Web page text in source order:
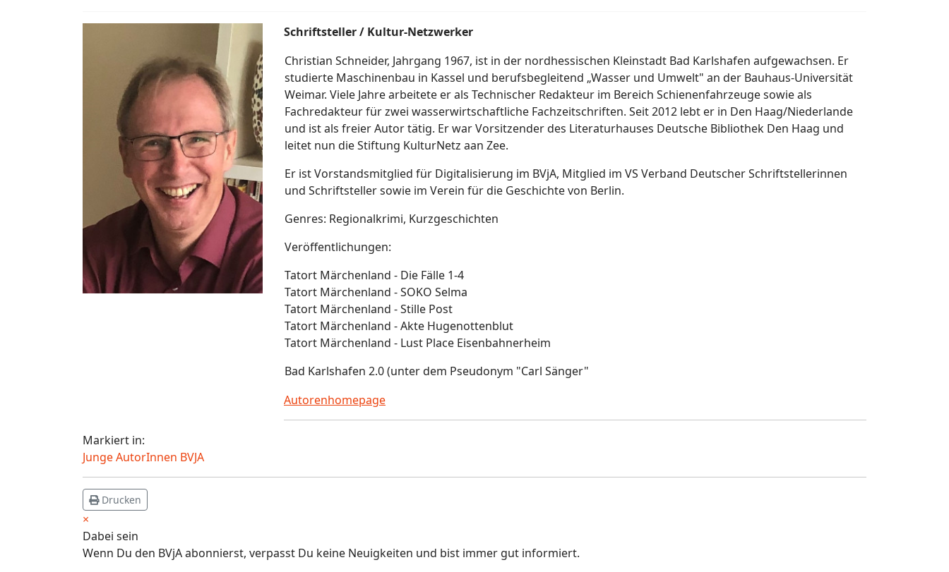
Schriftsteller / Kultur-Netzwerker
Christian Schneider, Jahrgang 1967, ist in der nordhessischen Kleinstadt Bad Karlshafen aufgewachsen. Er
studierte Maschinenbau in Kassel und berufsbegleitend „Wasser und Umwelt" an der Bauhaus-Universität
Weimar. Viele Jahre arbeitete er als Technischer Redakteur im Bereich Schienenfahrzeuge sowie als
Fachredakteur für zwei wasserwirtschaftliche Fachzeitschriften. Seit 2012 lebt er in Den Haag/Niederlande
und ist als freier Autor tätig. Er war Vorsitzender des Literaturhauses Deutsche Bibliothek Den Haag und
leitet nun die Stiftung KulturNetz aan Zee.
Er ist Vorstandsmitglied für Digitalisierung im BVjA, Mitglied im VS Verband Deutscher Schriftstellerinnen
und Schriftsteller sowie im Verein für die Geschichte von Berlin.
Genres: Regionalkrimi, Kurzgeschichten
Veröffentlichungen:
Tatort Märchenland - Die Fälle 1-4
Tatort Märchenland - SOKO Selma
Tatort Märchenland - Stille Post
Tatort Märchenland - Akte Hugenottenblut
Tatort Märchenland - Lust Place Eisenbahnerheim
Bad Karlshafen 2.0 (unter dem Pseudonym "Carl Sänger"
Autorenhomepage
Markiert in:
Junge AutorInnen BVJA
Drucken
×
Dabei sein
Wenn Du den BVjA abonnierst, verpasst Du keine Neuigkeiten und bist immer gut informiert.